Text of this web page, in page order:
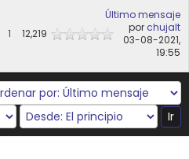
1 12,219
Último mensaje
por chujalt
03-08-2021,
19:55